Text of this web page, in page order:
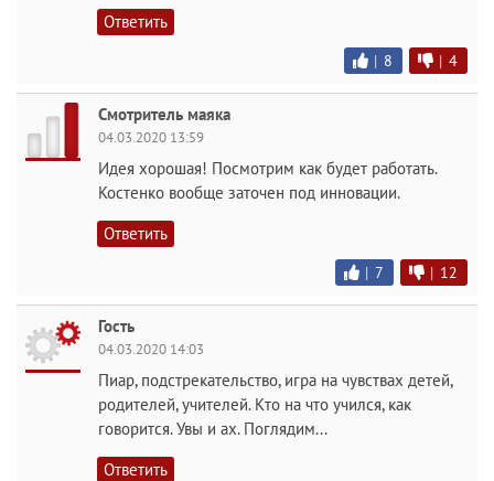
Ответить
| 8 | 4
Смотритель маяка
04.03.2020 13:59
Идея хорошая! Посмотрим как будет работать.
Костенко вообще заточен под инновации.
Ответить
| 7 | 12
Гость
04.03.2020 14:03
Пиар, подстрекательство, игра на чувствах детей,
родителей, учителей. Кто на что учился, как
говорится. Увы и ах. Поглядим...
Ответить